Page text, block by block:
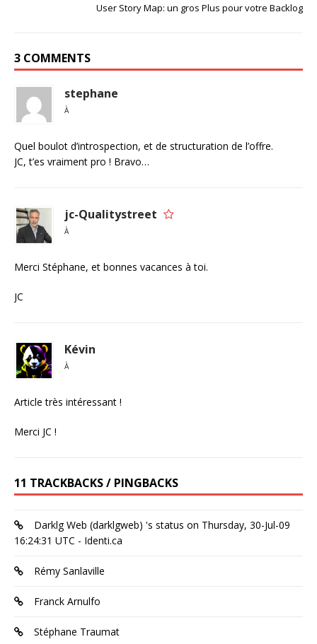
User Story Map: un gros Plus pour votre Backlog
3 COMMENTS
stephane
À
Quel boulot d’introspection, et de structuration de l’offre.
JC, t’es vraiment pro ! Bravo…
jc-Qualitystreet
À
Merci Stéphane, et bonnes vacances à toi.
JC
Kévin
À
Article très intéressant !
Merci JC !
11 TRACKBACKS / PINGBACKS
Darklg Web (darklgweb) 's status on Thursday, 30-Jul-09
16:24:31 UTC - Identi.ca
Rémy Sanlaville
Franck Arnulfo
Stéphane Traumat